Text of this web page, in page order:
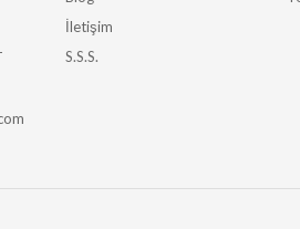
İletişim
S.S.S.